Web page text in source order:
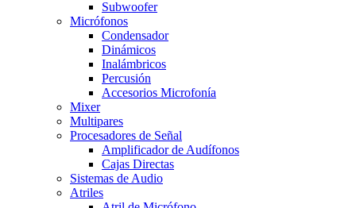
Subwoofer
Micrófonos
Condensador
Dinámicos
Inalámbricos
Percusión
Accesorios Microfonía
Mixer
Multipares
Procesadores de Señal
Amplificador de Audífonos
Cajas Directas
Sistemas de Audio
Atriles